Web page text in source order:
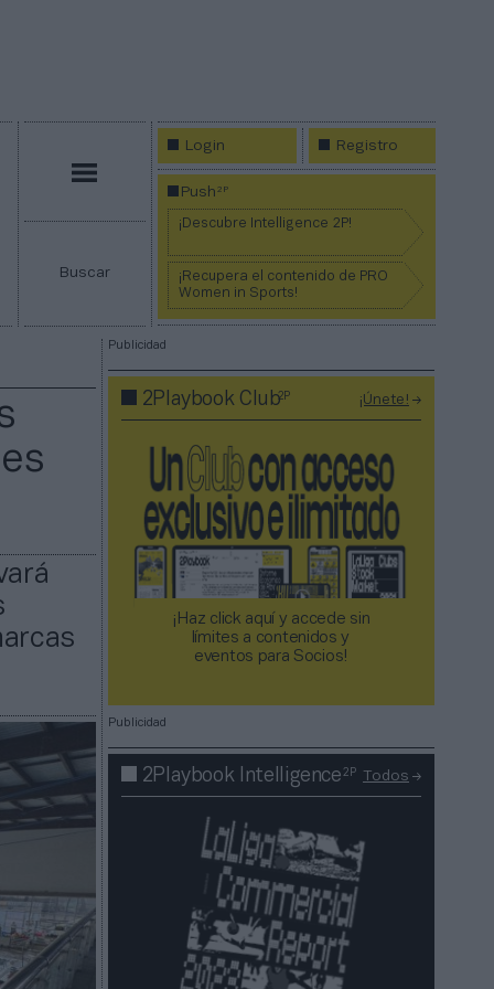
Buscar
Login Registro
Push2P
¡Descubre Intelligence 2P!
¡Recupera el contenido de PRO
Women in Sports!
Publicidad
2Playbook Club2P ¡Únete!
¡Haz click aquí y accede sin
límites a contenidos y
eventos para Socios!​​​​​​​
Publicidad
2Playbook Intelligence2P Todos